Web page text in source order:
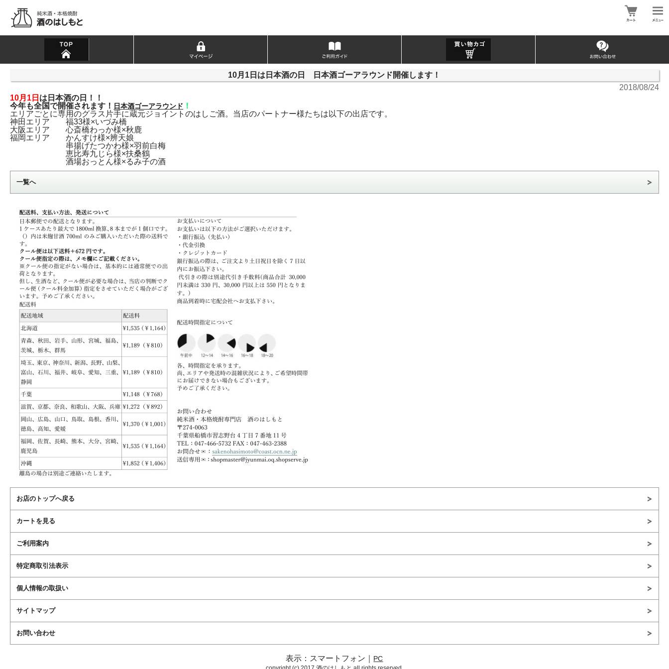
10月1日は日本酒の日 日本酒ゴーアラウンド開催します！
2018/08/24
10月1日 は日本酒の日！！
今年も全国で開催されます！ 日本酒ゴーアラウンド ！
エリアごとに専用のグラス片手に蔵元ジョイントのはしご酒。当店のパートナー様たちは以下の出店です。
神田エリア 福33様×いづみ橋
大阪エリア 心斎橋わっか様×秋鹿
福岡エリア かんすけ様×辨天娘
串揚げたつかわ様×羽前白梅
恵比寿九じら様×扶桑鶴
酒場おっとん様×るみ子の酒
一覧へ
お店のトップへ戻る
カートを見る
ご利用案内
特定商取引法表示
個人情報の取扱い
サイトマップ
お問い合わせ
表示：スマートフォン｜ PC